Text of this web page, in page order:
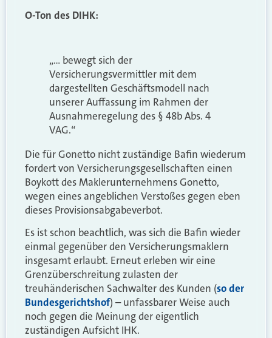
O-Ton des DIHK:
„… bewegt sich der
Versicherungsvermittler mit dem
dargestellten Geschäftsmodell nach
unserer Auffassung im Rahmen der
Ausnahmeregelung des § 48b Abs. 4
VAG.“
Die für Gonetto nicht zuständige Bafin wiederum
fordert von Versicherungsgesellschaften einen
Boykott des Maklerunternehmens Gonetto,
wegen eines angeblichen Verstoßes gegen eben
dieses Provisionsabgabeverbot.
Es ist schon beachtlich, was sich die Bafin wieder
einmal gegenüber den Versicherungsmaklern
insgesamt erlaubt. Erneut erleben wir eine
Grenzüberschreitung zulasten der
treuhänderischen Sachwalter des Kunden (so der
Bundesgerichtshof) – unfassbarer Weise auch
noch gegen die Meinung der eigentlich
zuständigen Aufsicht IHK.